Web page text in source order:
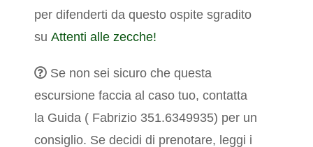
per difenderti da questo ospite sgradito
suAttenti alle zecche!
Se non sei sicuro che questa
escursione faccia al caso tuo, contatta
la Guida ( Fabrizio 351.6349935) per un
consiglio. Se decidi di prenotare, leggi i